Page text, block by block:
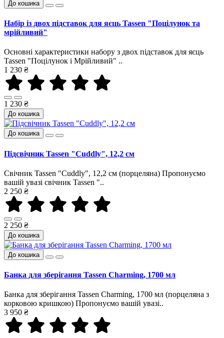
До кошика
Набір із двох підставок для яєць Tassen "Поцілунок та
мрійливий"
Основні характеристики набору з двох підставок для яєць
Tassen "Поцілунок і Мрійливий" ..
1 230 ₴
1 230 ₴
До кошика
До кошика
Підсвічник Tassen "Cuddly", 12,2 см
Свічник Tassen "Cuddly", 12,2 см (порцеляна) Пропонуємо
вашій увазі свічник Tassen "..
2 250 ₴
2 250 ₴
До кошика
До кошика
Банка для зберігання Tassen Charming, 1700 мл
Банка для зберігання Tassen Charming, 1700 мл (порцеляна з
корковою кришкою) Пропонуємо вашій увазі..
3 950 ₴